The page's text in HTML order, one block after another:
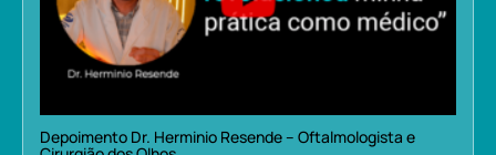
Depoimento Dr. Herminio Resende – Oftalmologista e